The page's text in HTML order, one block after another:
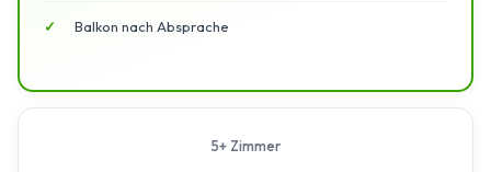
Balkon nach Absprache
5+ Zimmer